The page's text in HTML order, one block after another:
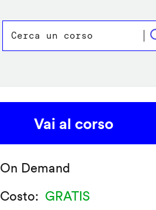
Vai al corso
On Demand
Costo
GRATIS